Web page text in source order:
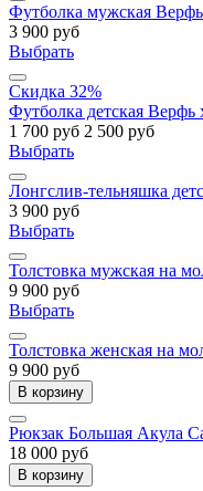
Футболка мужская
3 900 руб
Выбрать
Скидка 32%
Футболка детская Верфь
1 700 руб 2 500 руб
Выбрать
Лонгслив-тельняшка
3 900 руб
Выбрать
Толстовка мужская на
9 900 руб
Выбрать
Толстовка женская на
9 900 руб
В корзину
Рюкзак Большая Акула
18 000 руб
В корзину